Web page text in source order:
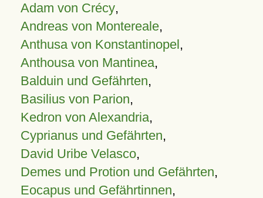
Adam von Crécy,
Andreas von Montereale,
Anthusa von Konstantinopel,
Anthousa von Mantinea,
Balduin und Gefährten,
Basilius von Parion,
Kedron von Alexandria,
Cyprianus und Gefährten,
David Uribe Velasco,
Demes und Protion und Gefährten,
Eocapus und Gefährtinnen,